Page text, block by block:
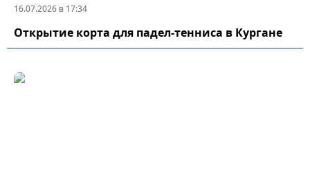
16.07.2026 в 17:34
Открытие корта для падел-тенниса в Кургане